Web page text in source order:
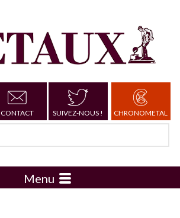
CONTACT SUIVEZ-NOUS ! CHRONOMETAL
Menu